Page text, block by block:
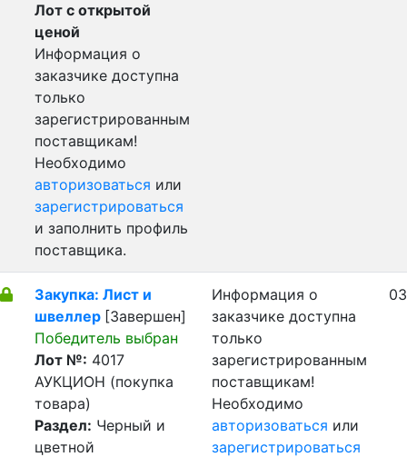
Лот с открытой
ценой
Информация о
заказчике доступна
только
зарегистрированным
поставщикам!
Необходимо
авторизоваться или
зарегистрироваться
и заполнить профиль
поставщика.
Закупка: Лист и
швеллер [Завершен]
Победитель выбран
Лот №: 4017
АУКЦИОН (покупка
товара)
Раздел: Черный и
цветной
Информация о
заказчике доступна
только
зарегистрированным
поставщикам!
Необходимо
авторизоваться или
зарегистрироваться